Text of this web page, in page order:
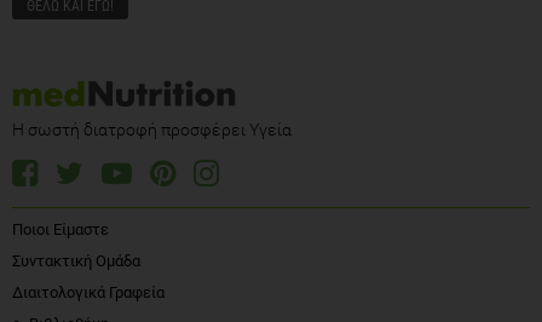
Η σωστή διατροφή προσφέρει Υγεία
Ποιοι Είμαστε
Συντακτική Ομάδα
Διαιτολογικά Γραφεία